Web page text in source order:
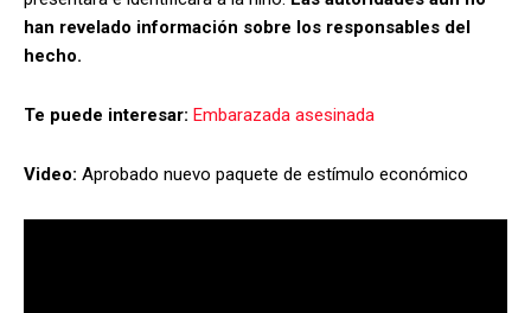
han revelado información sobre los responsables del
hecho.
Te puede interesar: Embarazada asesinada
Video: Aprobado nuevo paquete de estímulo económico